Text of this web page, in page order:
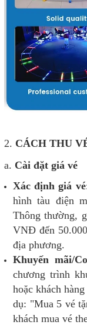
2. CÁCH THU
a. Cài đặt giá vé
Xác định giá vé
hình tàu điện
Thông thường,
VNĐ đến
địa phương.
Khuyến mãi/
chương trình
hoặc khách
dụ: "Mua 5 vé
khách mua vé